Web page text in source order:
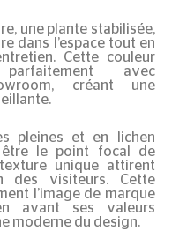
une plante stabilisée,
dans l’espace tout en
Cette couleur
avec
créant une
pleines et en lichen
être le point focal de
unique attirent
des visiteurs. Cette
l’image de marque
avant ses valeurs
moderne du design.